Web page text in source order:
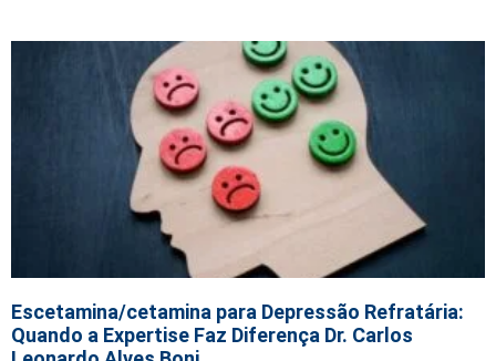
Escetamina/cetamina para Depressão Refratária:
Quando a Expertise Faz Diferença Dr. Carlos